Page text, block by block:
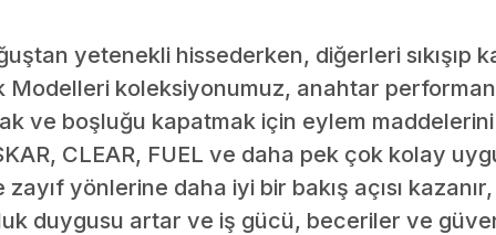
yetenekli hissederken, diğerleri sıkışıp
Modelleri koleksiyonumuz, anahtar
ve boşluğu kapatmak için eylem
CLEAR, FUEL ve daha pek çok kolay
yönlerine daha iyi bir bakış açısı
duygusu artar ve iş gücü, beceriler ve